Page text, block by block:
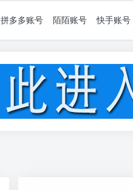
拼多多账号 陌陌账号 快手账号